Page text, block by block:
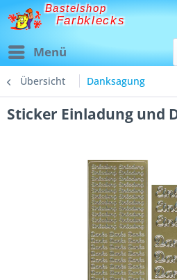
Bastelshop
Farbklecks
Menü
Übersicht Danksagung
Sticker Einladung und